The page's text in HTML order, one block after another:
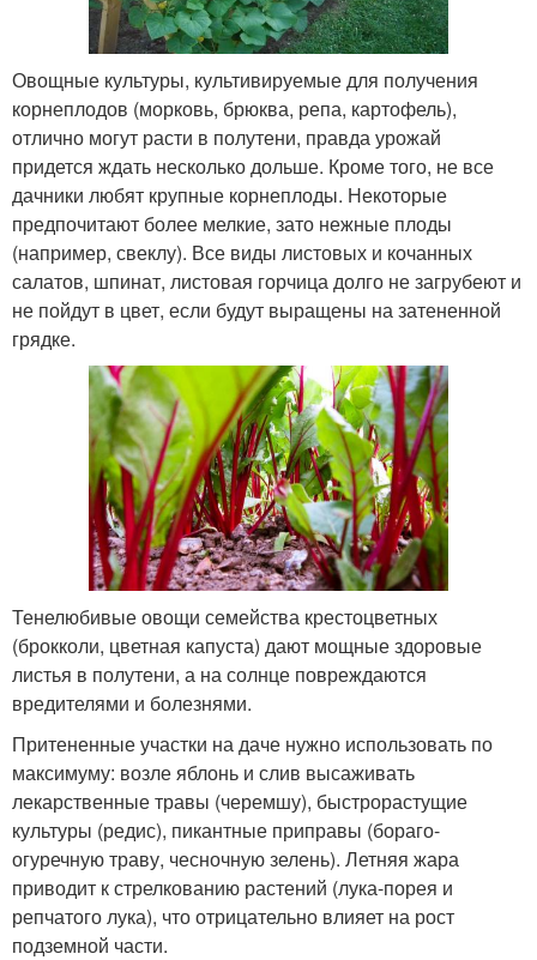
Овощные культуры, культивируемые для получения
корнеплодов (морковь, брюква, репа, картофель),
отлично могут расти в полутени, правда урожай
придется ждать несколько дольше. Кроме того, не все
дачники любят крупные корнеплоды. Некоторые
предпочитают более мелкие, зато нежные плоды
(например, свеклу). Все виды листовых и кочанных
салатов, шпинат, листовая горчица долго не загрубеют и
не пойдут в цвет, если будут выращены на затененной
грядке.
Тенелюбивые овощи семейства крестоцветных
(брокколи, цветная капуста) дают мощные здоровые
листья в полутени, а на солнце повреждаются
вредителями и болезнями.
Притененные участки на даче нужно использовать по
максимуму: возле яблонь и слив высаживать
лекарственные травы (черемшу), быстрорастущие
культуры (редис), пикантные приправы (бораго-
огуречную траву, чесночную зелень). Летняя жара
приводит к стрелкованию растений (лука-порея и
репчатого лука), что отрицательно влияет на рост
подземной части.